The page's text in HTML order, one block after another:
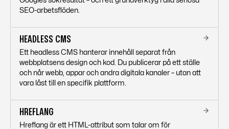
SEO-arbetsflöden.
HEADLESS CMS
Ett headless CMS hanterar innehåll separat från
webbplatsens design och kod. Du publicerar på ett ställe
och når webb, appar och andra digitala kanaler – utan att
vara låst till en specifik plattform.
HREFLANG
Hreflang är ett HTML-attribut som talar om för